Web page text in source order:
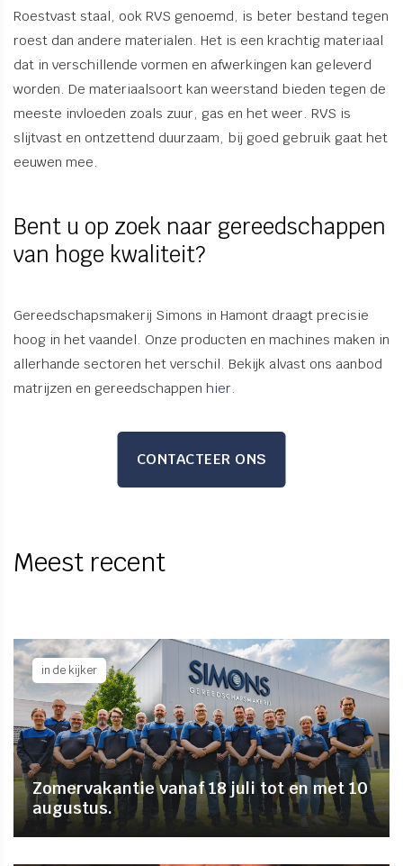
Roestvast staal, ook RVS genoemd, is beter bestand tegen
roest dan andere materialen. Het is een krachtig materiaal
dat in verschillende vormen en afwerkingen kan geleverd
worden. De materiaalsoort kan weerstand bieden tegen de
meeste invloeden zoals zuur, gas en het weer. RVS is
slijtvast en ontzettend duurzaam, bij goed gebruik gaat het
eeuwen mee.
Bent u op zoek naar gereedschappen
van hoge kwaliteit?
Gereedschapsmakerij Simons in Hamont draagt precisie
hoog in het vaandel. Onze producten en machines maken in
allerhande sectoren het verschil. Bekijk alvast ons aanbod
matrijzen en gereedschappen hier.
CONTACTEER ONS
Meest recent
Zomervakantie vanaf 18 juli tot en met 10
augustus.
in de kijker